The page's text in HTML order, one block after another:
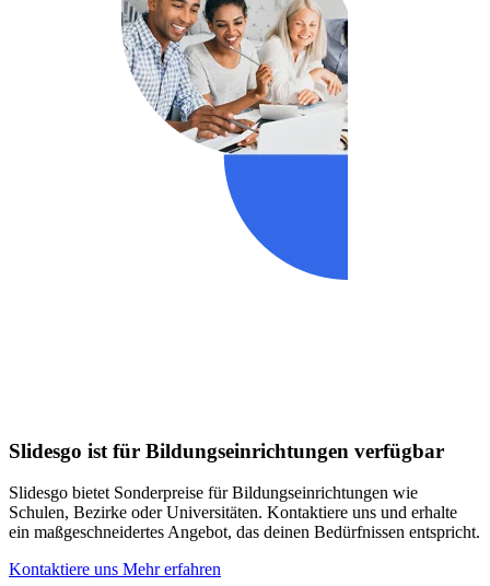
Slidesgo ist für Bildungseinrichtungen verfügbar
Slidesgo bietet Sonderpreise für Bildungseinrichtungen wie
Schulen, Bezirke oder Universitäten. Kontaktiere uns und erhalte
ein maßgeschneidertes Angebot, das deinen Bedürfnissen entspricht.
Kontaktiere uns Mehr erfahren